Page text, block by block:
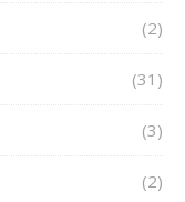
(2)
(31)
(3)
(2)